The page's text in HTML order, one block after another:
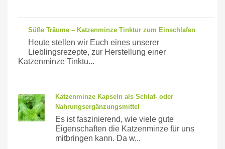
Süße Träume – Katzenminze Tinktur zum Einschlafen
Heute stellen wir Euch eines unserer
Lieblingsrezepte, zur Herstellung einer
Katzenminze Tinktu...
Katzenminze Kapseln als Schlaf- oder
Nahrungsergänzungsmittel
Es ist faszinierend, wie viele gute
Eigenschaften die Katzenminze für uns
mitbringen kann. Da w...